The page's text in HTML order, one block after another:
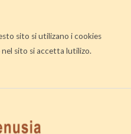
sito si utilizano i cookies
sito si accetta lutilizo.